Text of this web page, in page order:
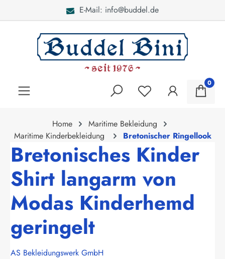
Bei Fragen: 040 -
0
Home
Maritime Bekleidung
Maritime Kinderbekleidung
Bretonischer Ringellook
Bretonisches Kinder
Shirt langarm von
Modas Kinderhemd
geringelt
AS Bekleidungswerk GmbH